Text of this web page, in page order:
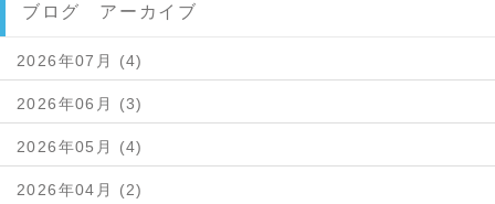
ブログ アーカイブ
2026年07月 (4)
2026年06月 (3)
2026年05月 (4)
2026年04月 (2)